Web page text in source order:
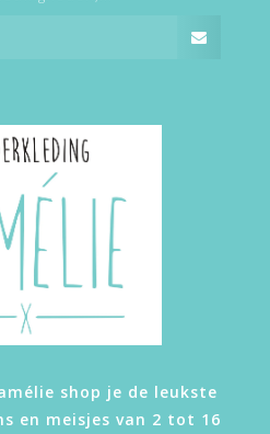
shop je de leukste
en meisjes van 2 tot 16